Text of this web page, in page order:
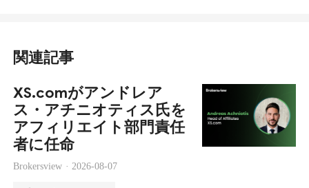
関連記事
XS.comがアンドレア
ス・アチニオティス氏を
アフィリエイト部門責任
者に任命
Brokersview · 2026-08-07